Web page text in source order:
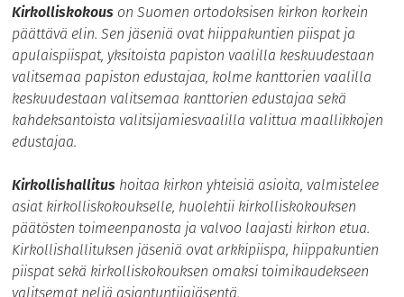
Kirkolliskokous on Suomen ortodoksisen kirkon korkein
päättävä elin. Sen jäseniä ovat hiippakuntien piispat ja
apulaispiispat, yksitoista papiston vaalilla keskuudestaan
valitsemaa papiston edustajaa, kolme kanttorien vaalilla
keskuudestaan valitsemaa kanttorien edustajaa sekä
kahdeksantoista valitsijamiesvaalilla valittua maallikkojen
edustajaa.
Kirkollishallitus hoitaa kirkon yhteisiä asioita, valmistelee
asiat kirkolliskokoukselle, huolehtii kirkolliskokouksen
päätösten toimeenpanosta ja valvoo laajasti kirkon etua.
Kirkollishallituksen jäseniä ovat arkkipiispa, hiippakuntien
piispat sekä kirkolliskokouksen omaksi toimikaudekseen
valitsemat neljä asiantuntijajäsentä.